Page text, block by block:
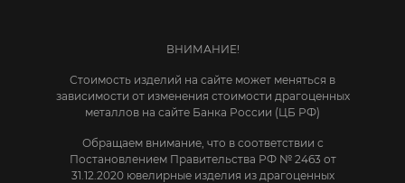
ВНИМАНИЕ!
Стоимость изделий на сайте может меняться в
зависимости от изменения стоимости драгоценных
металлов на сайте Банка России (ЦБ РФ)
Обращаем внимание, что в соответствии с
Постановлением Правительства РФ № 2463 от
31.12.2020 ювелирные изделия из драгоценных